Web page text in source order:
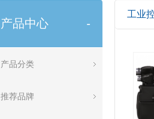
产品中心 -
产品分类
推荐品牌
工业